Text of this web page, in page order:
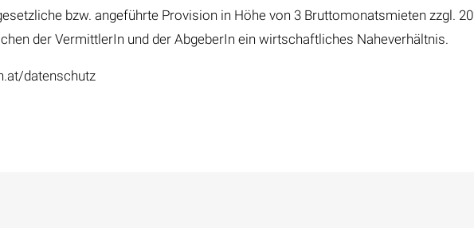
bzw. angeführte Provision in Höhe von 3 Bruttomonatsmieten zzgl.
der VermittlerIn und der AbgeberIn ein wirtschaftliches Naheverhältnis.
datenschutz